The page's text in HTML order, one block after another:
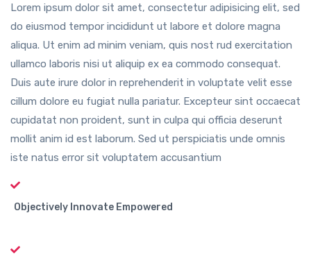
Lorem ipsum dolor sit amet, consectetur adipisicing elit, sed
do eiusmod tempor incididunt ut labore et dolore magna
aliqua. Ut enim ad minim veniam, quis nost rud exercitation
ullamco laboris nisi ut aliquip ex ea commodo consequat.
Duis aute irure dolor in reprehenderit in voluptate velit esse
cillum dolore eu fugiat nulla pariatur. Excepteur sint occaecat
cupidatat non proident, sunt in culpa qui officia deserunt
mollit anim id est laborum. Sed ut perspiciatis unde omnis
iste natus error sit voluptatem accusantium
Objectively Innovate Empowered